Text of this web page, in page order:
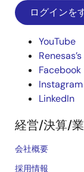
ログインを
YouTube
Facebook
Instagram
LinkedIn
経営/決算/
会社概要
採用情報